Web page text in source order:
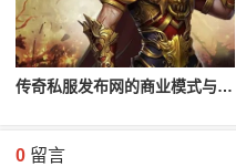
传奇私服发布网的商业模式与未来发展
0 留言